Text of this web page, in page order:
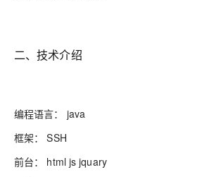
二、技术介绍
编程语言： java
框架： SSH
前台： html js jquary